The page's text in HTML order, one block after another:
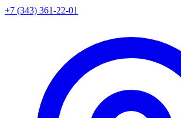
+7 (343) 361-22-01